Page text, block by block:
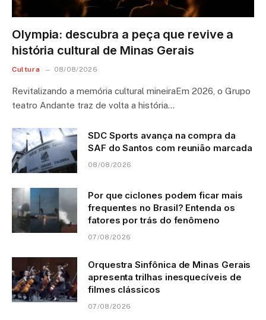
Olympia: descubra a peça que revive a
história cultural de Minas Gerais
Cultura 08/08/2026
Revitalizando a memória cultural mineiraEm 2026, o Grupo
teatro Andante traz de volta a história…
SDC Sports avança na compra da
SAF do Santos com reunião marcada
08/08/2026
Por que ciclones podem ficar mais
frequentes no Brasil? Entenda os
fatores por trás do fenômeno
07/08/2026
Orquestra Sinfônica de Minas Gerais
apresenta trilhas inesquecíveis de
filmes clássicos
07/08/2026